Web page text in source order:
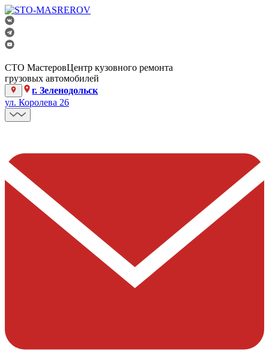
СТО МастеровЦентр кузовного ремонта
грузовых автомобилей
г. Зеленодольск
ул. Королева 26